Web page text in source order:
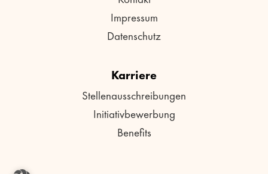
Impressum
Datenschutz
Karriere
Stellenausschreibungen
Initiativbewerbung
Benefits